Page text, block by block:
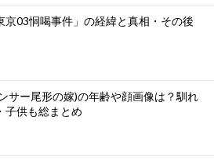
京03恫喝事件」の経緯と真相・その後
サー尾形の嫁)の年齢や顔画像は？馴れ
子供も総まとめ